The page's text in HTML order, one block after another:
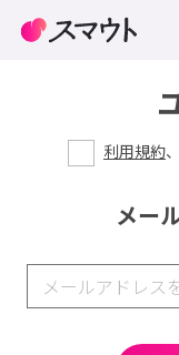
利用規約、
メー